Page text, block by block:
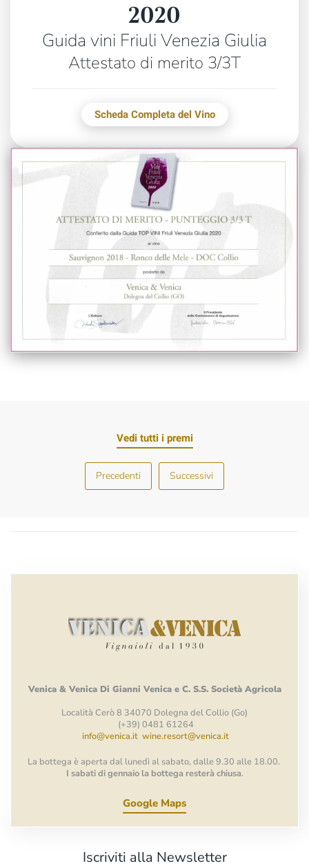
2020
Guida vini Friuli Venezia Giulia
Attestato di merito 3/3T
Scheda Completa del Vino
Vedi tutti i premi
Precedenti Successivi
Venica & Venica Di Gianni Venica e C. S.S. Società Agricola
Località Cerò 8 34070 Dolegna del Collio (Go)
(+39) 0481 61264
info@venica.it wine.resort@venica.it
La bottega è aperta dal lunedì al sabato, dalle 9.30 alle 18.00.
I sabati di gennaio la bottega resterà chiusa.
Google Maps
Iscriviti alla Newsletter